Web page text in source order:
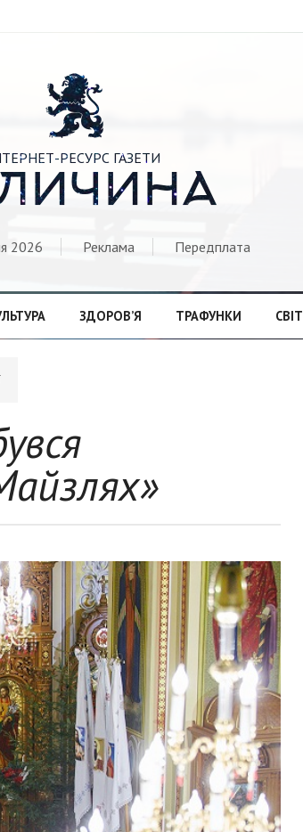

РЕСУРС ГАЗЕТИ
2026 Реклама Передплата
ЗДОРОВ’Я ТРАФУНКИ СВІТ